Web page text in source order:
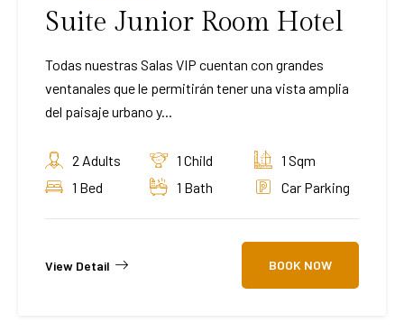
Suite Junior Room Hotel
Todas nuestras Salas VIP cuentan con grandes
ventanales que le permitirán tener una vista amplia
del paisaje urbano y...
2 Adults 1 Child
1 Sqm
1 Bed
1 Bath Car Parking
View Detail BOOK NOW